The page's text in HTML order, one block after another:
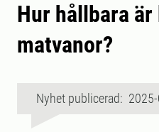
Hur hållbara är
matvanor?
Nyhet publicerad: